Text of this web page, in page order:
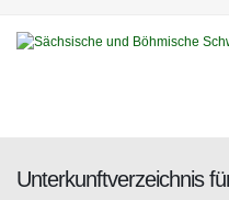
Unterkunftverzeichnis